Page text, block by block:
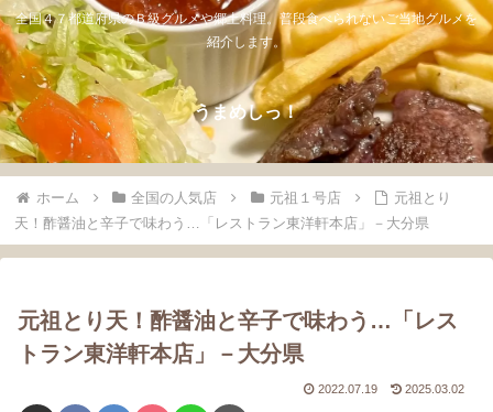
全国４７都道府県のＢ級グルメや郷土料理。普段食べられないご当地グルメを
紹介します。
うまめしっ！
ホーム 全国の人気店 元祖１号店
元祖とり
天！酢醤油と辛子で味わう…「レストラン東洋軒本店」－大分県
元祖とり天！酢醤油と辛子で味わう…「レス
トラン東洋軒本店」－大分県
2022.07.19 2025.03.02